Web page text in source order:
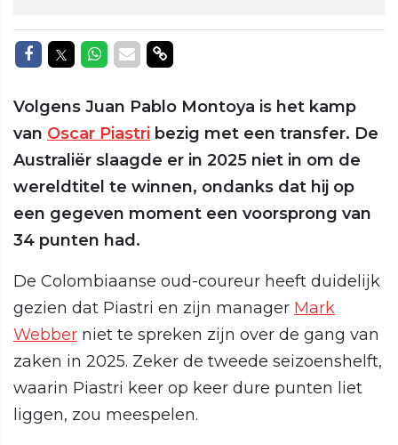
Delen op Facebook
Delen op Twitter
Delen op Whatsapp
Delen via Mail
Delen via link
Volgens Juan Pablo Montoya is het kamp
van Oscar Piastri bezig met een transfer. De
Australiër slaagde er in 2025 niet in om de
wereldtitel te winnen, ondanks dat hij op
een gegeven moment een voorsprong van
34 punten had.
De Colombiaanse oud-coureur heeft duidelijk
gezien dat Piastri en zijn manager Mark
Webber niet te spreken zijn over de gang van
zaken in 2025. Zeker de tweede seizoenshelft,
waarin Piastri keer op keer dure punten liet
liggen, zou meespelen.